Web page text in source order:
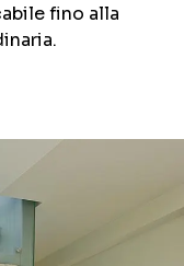
fino alla